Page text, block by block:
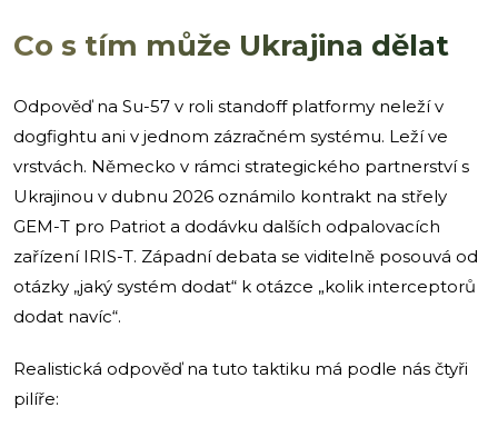
Co s tím může Ukrajina dělat
Odpověď na Su-57 v roli standoff platformy neleží v
dogfightu ani v jednom zázračném systému. Leží ve
vrstvách. Německo v rámci strategického partnerství s
Ukrajinou v dubnu 2026 oznámilo kontrakt na střely
GEM-T pro Patriot a dodávku dalších odpalovacích
zařízení IRIS-T. Západní debata se viditelně posouvá od
otázky „jaký systém dodat“ k otázce „kolik interceptorů
dodat navíc“.
Realistická odpověď na tuto taktiku má podle nás čtyři
pilíře: